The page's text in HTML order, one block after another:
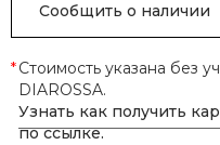
Сообщить о наличии
*Стоимость указана без
DIAROSSA.
Узнать как получить
по ссылке.